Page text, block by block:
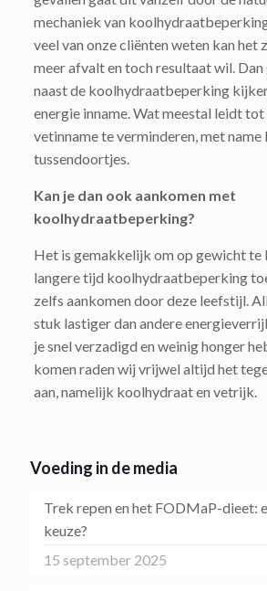
mechaniek van
veel van onze cliënten weten kan het
meer afvalt en toch resultaat wil.
naast de koolhydraatbeperking
energie inname. Wat meestal leidt tot
vetinname te verminderen, met name
tussendoortjes.
Kan je dan ook aankomen met
koolhydraatbeperking?
Het is gemakkelijk om op gewicht te
langere tijd koolhydraatbeperking
zelfs aankomen door deze leefstijl.
stuk lastiger dan andere
je snel verzadigd en weinig honger
komen raden wij vrijwel altijd het
aan, namelijk koolhydraat en vetrijk.
Voeding in de media
Trek repen en het FODMaP-dieet:
keuze?
15 september 2025